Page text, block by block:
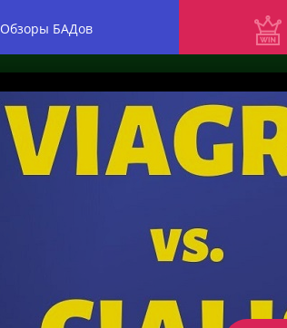
Обзоры БАДов